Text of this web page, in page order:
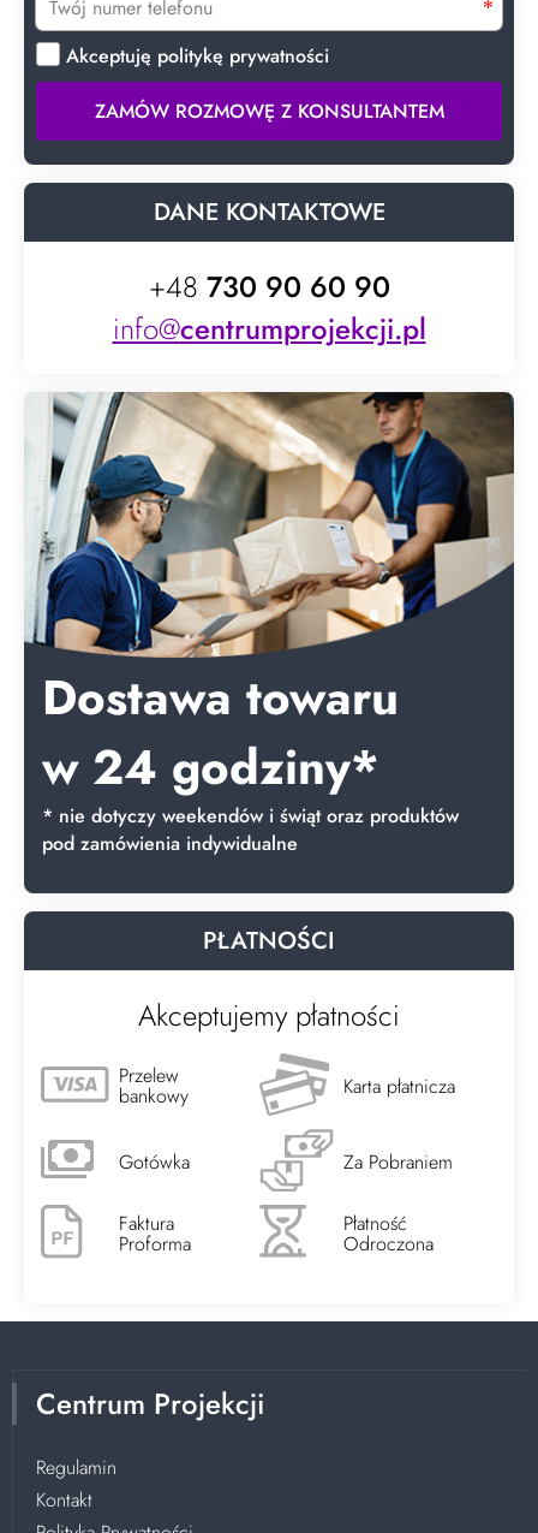
Akceptuję politykę prywatności
ZAMÓW ROZMOWĘ Z KONSULTANTEM
DANE KONTAKTOWE
+48 730 90 60 90
info@centrumprojekcji.pl
Dostawa towaru
w 24 godziny*
* nie dotyczy weekendów i świąt oraz produktów
pod zamówienia indywidualne
PŁATNOŚCI
Akceptujemy płatności
Przelew
bankowy Karta płatnicza
Gotówka Za Pobraniem
Faktura
Proforma
Płatność
Odroczona
Centrum Projekcji
Regulamin
Kontakt